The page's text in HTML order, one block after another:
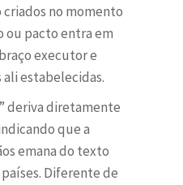
criados no momento
ou pacto entra em
executor e
ali estabelecidas.
deriva diretamente
que a
emana do texto
Diferente de